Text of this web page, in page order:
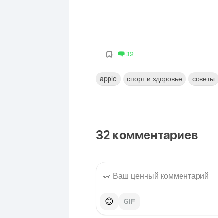
32
apple спорт и здоровье советы
32 комментариев
😊